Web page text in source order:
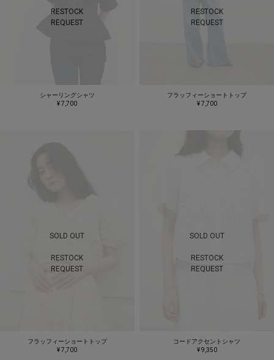
RESTOCK
REQUEST
シャーリングシャツ
¥ 7,700
RESTOCK
REQUEST
フラッフィーショートトップ
¥ 7,700
SOLD OUT
RESTOCK
REQUEST
フラッフィーショートトップ
¥ 7,700
SOLD OUT
RESTOCK
REQUEST
コードアクセントシャツ
¥ 9,350